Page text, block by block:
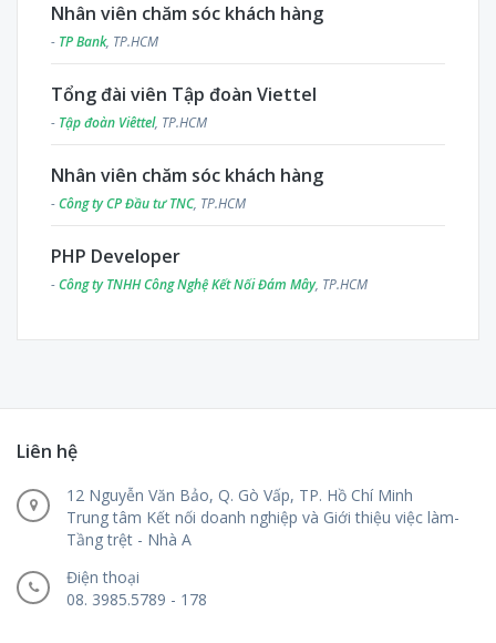
Nhân viên chăm sóc khách hàng
- TP Bank, TP.HCM
Tổng đài viên Tập đoàn Viettel
- Tập đoàn Viêttel, TP.HCM
Nhân viên chăm sóc khách hàng
-Công ty CP Đầu tư TNC, TP.HCM
PHP Developer
-Công ty TNHH Công Nghệ Kết Nối Đám Mây, TP.HCM
Liên hệ
12 Nguyễn Văn Bảo, Q. Gò Vấp, TP. Hồ Chí Minh
Trung tâm Kết nối doanh nghiệp và Giới thiệu việc làm-
Tầng trệt - Nhà A
Điện thoại
08. 3985.5789 - 178